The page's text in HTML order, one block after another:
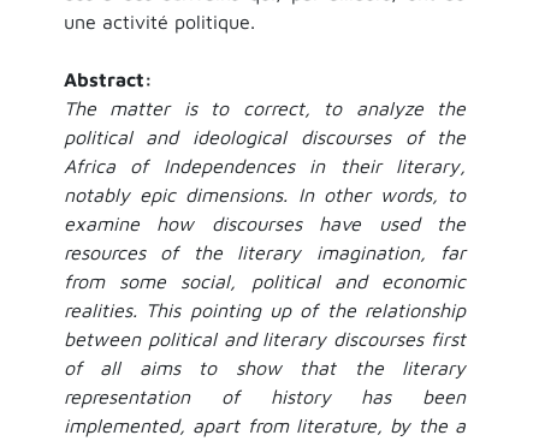
une activité politique.
Abstract:
The matter is to correct, to analyze the
political and ideological discourses of the
Africa of Independences in their literary,
notably epic dimensions. In other words, to
examine how discourses have used the
resources of the literary imagination, far
from some social, political and economic
realities. This pointing up of the relationship
between political and literary discourses first
of all aims to show that the literary
representation of history has been
implemented, apart from literature, by the a